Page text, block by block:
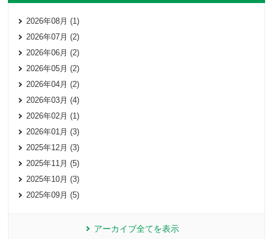
2026年08月 (1)
2026年07月 (2)
2026年06月 (2)
2026年05月 (2)
2026年04月 (2)
2026年03月 (4)
2026年02月 (1)
2026年01月 (3)
2025年12月 (3)
2025年11月 (5)
2025年10月 (3)
2025年09月 (5)
アーカイブ全てを表示